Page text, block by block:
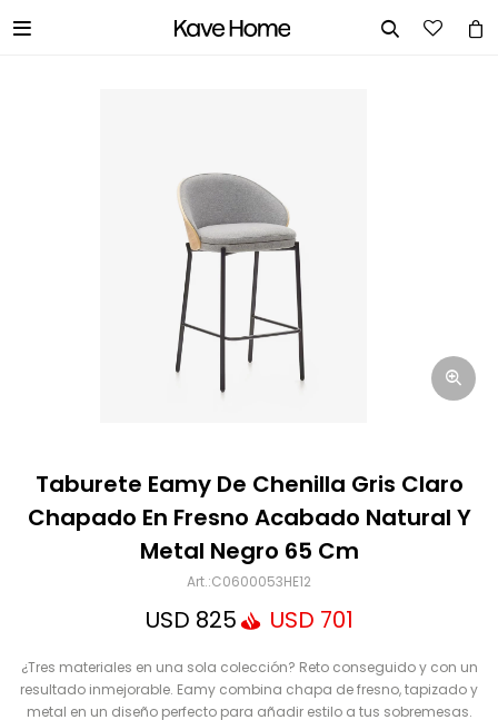
 
Taburete Eamy De Chenilla Gris Claro
Chapado En Fresno Acabado Natural Y
Metal Negro 65 Cm
C0600053HE12
USD 825 USD 701
¿Tres materiales en una sola colección? Reto conseguido y con un
resultado inmejorable. Eamy combina chapa de fresno, tapizado y
metal en un diseño perfecto para añadir estilo a tus sobremesas.
Correo electrónico
Mensaje